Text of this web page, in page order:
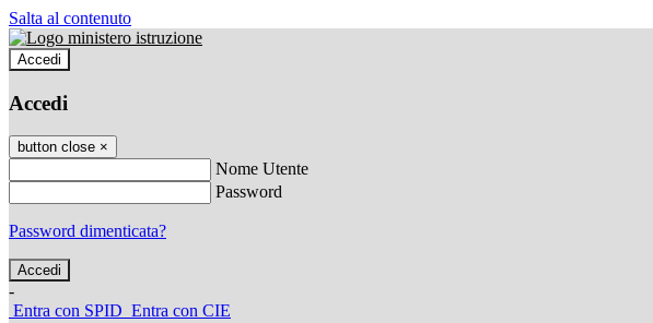
Salta al contenuto
Accedi
Accedi
button close ×
Nome Utente
Password
Password dimenticata?
-
Entra con SPID Entra con CIE